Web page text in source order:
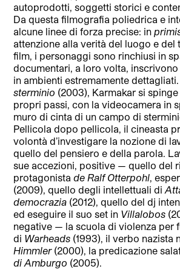
autoprodotti, soggetti storici e
Da questa filmografia poliedrica e
alcune linee di forza precise: in
attenzione alla verità del luogo e del
film, i personaggi sono rinchiusi in
documentari, a loro volta,
in ambienti estremamente dettagliati.
sterminio (2003), Karmakar si
propri passi, con la videocamera in
muro di cinta di un campo di
Pellicola dopo pellicola, il cineasta
volontà d’investigare la nozione di
quello del pensiero e della parola.
sue accezioni, positive — quello del
protagonistade Ralf Otterpohl ,
(2009), quello degli intellettuali di
democrazia (2012), quello del dj
ed eseguire il suo set in Villalobos
negative — la scuola di violenza per
di Warheads (1993), il verbo nazista
Himmler(2000), la predicazione
di Amburgo (2005).